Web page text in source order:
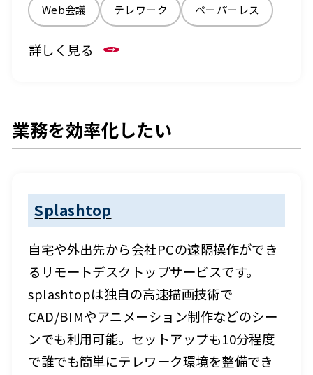
Web会議 テレワーク ペーパーレス
詳しく見る
業務を効率化したい
Splashtop
自宅や外出先から会社PCの遠隔操作ができ
るリモートデスクトップサービスです。
splashtopは独自の高速描画技術で
CAD/BIMやアニメーション制作などのシー
ンでも利用可能。セットアップも10分程度
で誰でも簡単にテレワーク環境を整備でき